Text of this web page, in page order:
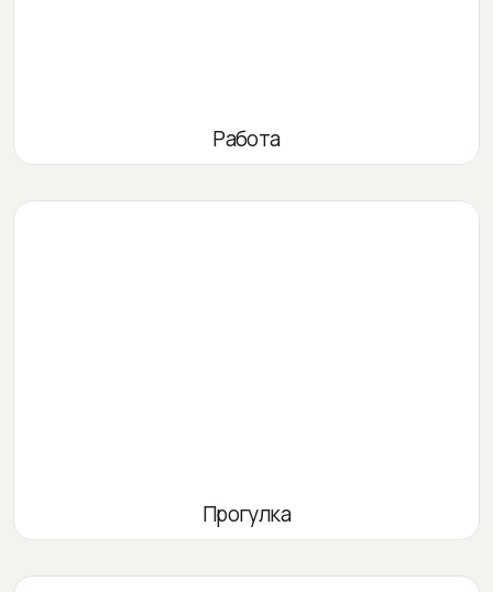
Работа
Прогулка